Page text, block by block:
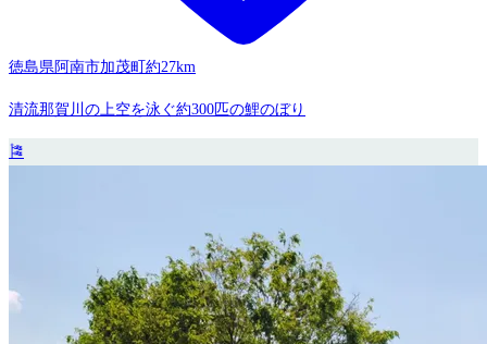
徳島県阿南市加茂町 約27km
清流那賀川の上空を泳ぐ約300匹の鯉のぼり
🎏